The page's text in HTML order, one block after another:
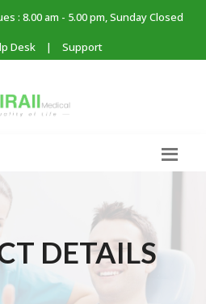
: 8.00 am - 5.00 pm, Sunday Closed
Desk | Support
DETAILS